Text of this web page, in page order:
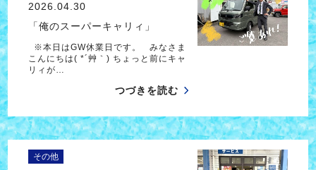
2026.04.30
「俺のスーパーキャリィ」
※本日はGW休業日です。 みなさま
こんにちは( *´艸｀) ちょっと前にキャ
リィが…
つづきを読む
その他